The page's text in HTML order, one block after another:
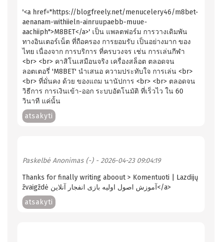
'<a href="https://blogfreely.net/menucelery46/m8bet-
aenanam-withiieln-ainruupaebb-muue-
aachiiph">M8BET</a>' เป็น แพลตฟอร์ม การวางเดิมพัน
ทางอินเตอร์เน็ต ที่ถือครอง การยอมรับ เป็นอย่างมาก ของ
ไทย เนื่องจาก การบริการ ที่ครบวงจร เช่น การเล่นกีฬา
<br> <br> คาสิโนเสมือนจริง เครื่องสล็อต ตลอดจน
ลอตเตอรี่ 'M8BET' นำเสนอ ความประทับใจ การเล่น <br>
<br> ที่มั่นคง ด้วย ของแถม นานัปการ <br> <br> ตลอดจน
วิธีการ การเงินเข้า-ออก ระบบอัตโนมัติ ที่เร็วไว ใน 60
วินาที แค่นั้น
atsakyti
Paskelbė Anonimas (-)- 2026-04-23 09:04:19
Thanks foг finally writing aboout > Komentuoti | Lazⅾijų
žvaigždė آموزش اصول اولیه بازی انفجار آنلاین</a>
atsakyti